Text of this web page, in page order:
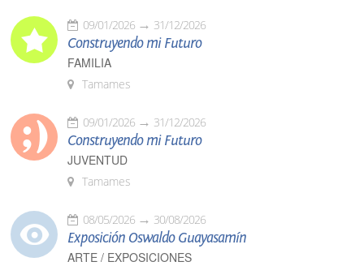
09/01/2026 31/12/2026
Construyendo mi Futuro
FAMILIA
Tamames
09/01/2026 31/12/2026
Construyendo mi Futuro
JUVENTUD
Tamames
08/05/2026 30/08/2026
Exposición Oswaldo Guayasamín
ARTE / EXPOSICIONES